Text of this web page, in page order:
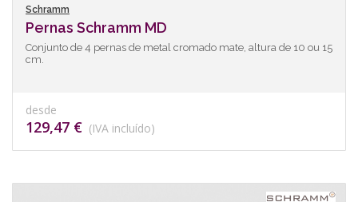
Schramm
Pernas Schramm MD
Conjunto de 4 pernas de metal cromado mate, altura de 10 ou 15
cm.
desde
129,47 € (IVA incluído)